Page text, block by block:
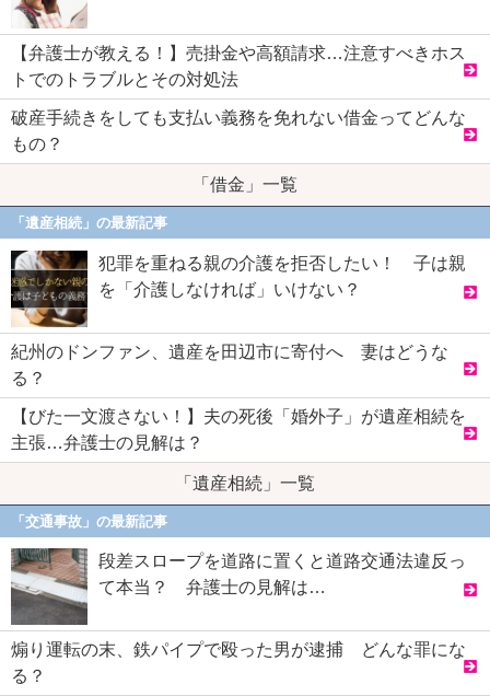
【弁護士が教える！】売掛金や高額請求…注意すべきホス
トでのトラブルとその対処法
破産手続きをしても支払い義務を免れない借金ってどんな
もの？
「借金」一覧
「遺産相続」の最新記事
犯罪を重ねる親の介護を拒否したい！ 子は親
を「介護しなければ」いけない？
紀州のドンファン、遺産を田辺市に寄付へ 妻はどうな
る？
【びた一文渡さない！】夫の死後「婚外子」が遺産相続を
主張…弁護士の見解は？
「遺産相続」一覧
「交通事故」の最新記事
段差スロープを道路に置くと道路交通法違反っ
て本当？ 弁護士の見解は…
煽り運転の末、鉄パイプで殴った男が逮捕 どんな罪にな
る？